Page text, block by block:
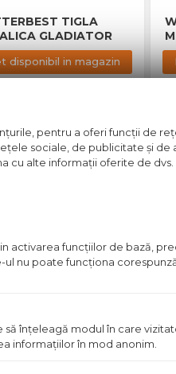
TIGLA
GLADIATOR
disponibil in magazin
pentru a oferi funcții de
sociale, de publicitate și de
cu alte informații oferite de dvs.
activarea funcţiilor de bază,
ul nu poate funcţiona
înţeleagă modul în care
informaţiilor în mod anonim.